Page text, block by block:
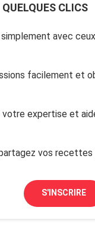
CLICS
avec
facilement et
expertise et
vos
S'INSCRIRE